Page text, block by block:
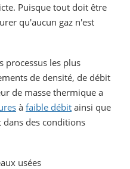
Puisque tout doit être
qu'aucun gaz n'est
processus les plus
de densité, de débit
de masse thermique a
à faible débit ainsi que
dans des conditions
usées